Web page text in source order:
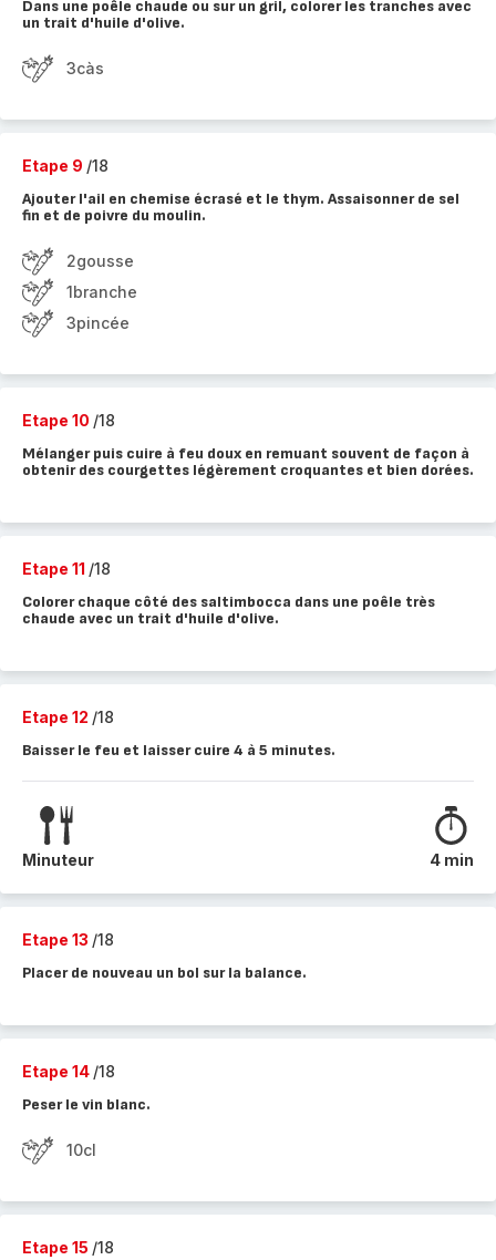
Dans une poêle chaude ou sur un gril, colorer les tranches avec
un trait d'huile d'olive.
3càs
Etape 9 /18
Ajouter l'ail en chemise écrasé et le thym. Assaisonner de sel
fin et de poivre du moulin.
2gousse
1branche
3pincée
Etape 10 /18
Mélanger puis cuire à feu doux en remuant souvent de façon à
obtenir des courgettes légèrement croquantes et bien dorées.
Etape 11 /18
Colorer chaque côté des saltimbocca dans une poêle très
chaude avec un trait d'huile d'olive.
Etape 12 /18
Baisser le feu et laisser cuire 4 à 5 minutes.
Minuteur 4 min
Etape 13 /18
Placer de nouveau un bol sur la balance.
Etape 14 /18
Peser le vin blanc.
10cl
Etape 15 /18